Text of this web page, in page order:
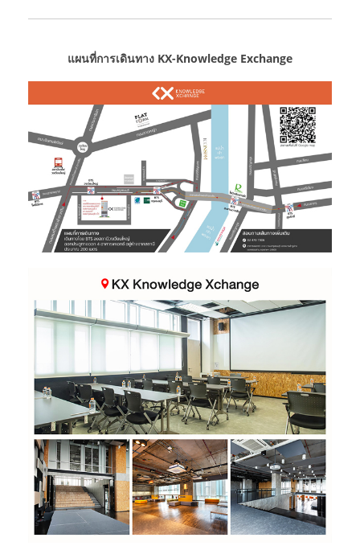
แผนที่การเดินทาง KX-Knowledge Exchange